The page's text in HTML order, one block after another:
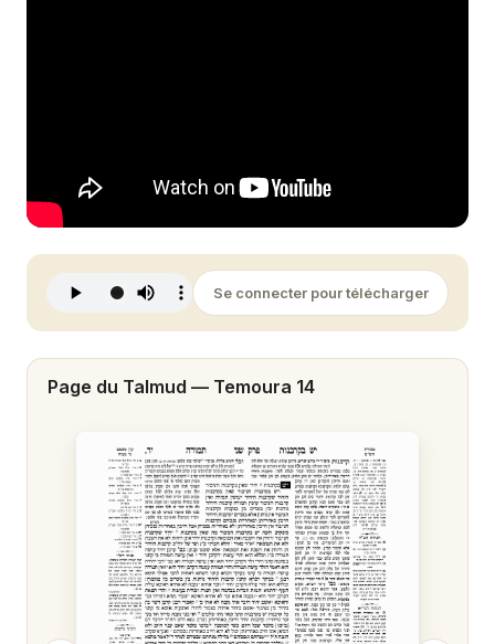
Temoura 16
Temoura 17
Temoura 18
Temoura 19
Temoura 20
Temoura 22
Temoura 23
Temoura 24
Temoura 25
Temoura 26
Se connecter pour télécharger
Page du Talmud — Temoura 14